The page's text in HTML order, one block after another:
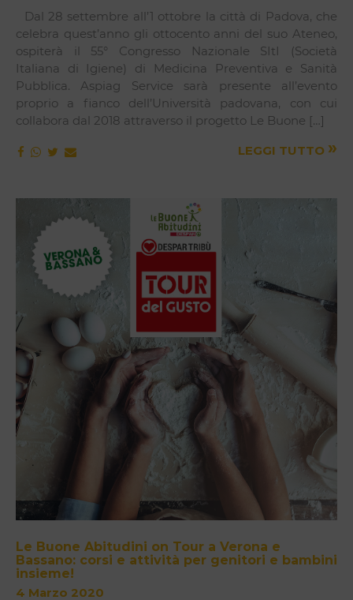
Dal 28 settembre all’1 ottobre la città di Padova, che
celebra quest’anno gli ottocento anni del suo Ateneo,
ospiterà il 55° Congresso Nazionale SItI (Società
Italiana di Igiene) di Medicina Preventiva e Sanità
Pubblica. Aspiag Service sarà presente all’evento
proprio a fianco dell’Università padovana, con cui
collabora dal 2018 attraverso il progetto Le Buone […]
LEGGI TUTTO »
Le Buone Abitudini on Tour a Verona e
Bassano: corsi e attività per genitori e bambini
insieme!
4 Marzo 2020